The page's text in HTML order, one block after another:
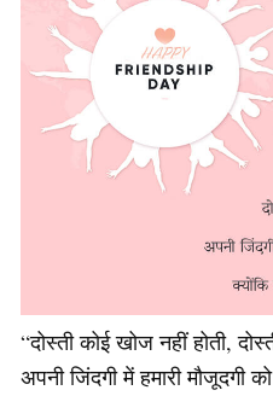
“दोस्ती कोई खोज नहीं होती,
अपनी जिंदगी में हमारी